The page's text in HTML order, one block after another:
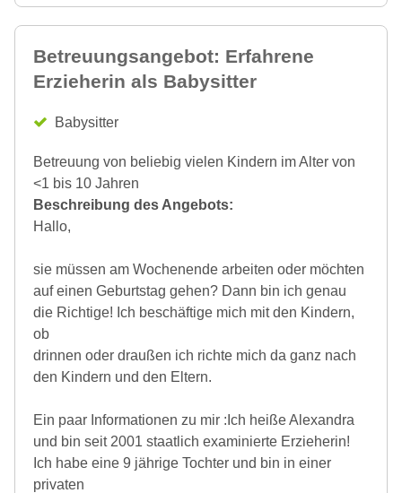
Betreuungsangebot: Erfahrene
Erzieherin als Babysitter
Babysitter
Betreuung von beliebig vielen Kindern im Alter von
<1 bis 10 Jahren
Beschreibung des Angebots:
Hallo,
sie müssen am Wochenende arbeiten oder möchten
auf einen Geburtstag gehen? Dann bin ich genau
die Richtige! Ich beschäftige mich mit den Kindern,
ob
drinnen oder draußen ich richte mich da ganz nach
den Kindern und den Eltern.
Ein paar Informationen zu mir :Ich heiße Alexandra
und bin seit 2001 staatlich examinierte Erzieherin!
Ich habe eine 9 jährige Tochter und bin in einer
privaten